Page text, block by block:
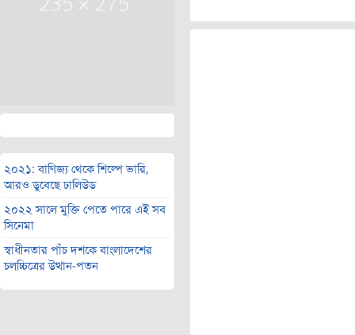
২০২১: বাণিজ্য থেকে শিল্পে ভারি,
আরও ডুবেছে ঢালিউড
২০২২ সালে মুক্তি পেতে পারে এই সব
সিনেমা
স্বাধীনতার পাঁচ দশকে বাংলাদেশের
চলচ্চিত্রের উত্থান-পতন